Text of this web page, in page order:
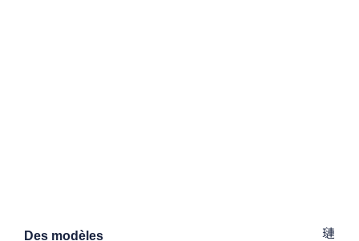
Des modèles